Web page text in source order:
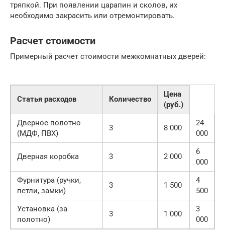
тряпкой. При появлении царапин и сколов, их
необходимо закрасить или отремонтировать.
Расчет стоимости
Примерный расчет стоимости межкомнатных дверей:
Статья расходов Количество
Цена
(руб.)
Дверное полотно
(МДФ, ПВХ)
3 8 000
24
000
Дверная коробка 3 2 000
6
000
Фурнитура (ручки,
петли, замки)
3 1 500
4
500
Установка (за
полотно)
3 1 000
3
000